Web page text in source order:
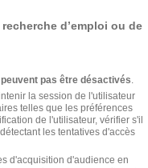
d’emploi ou de
pas être désactivés
la session de l'utilisateur
telles que les préférences
de l'utilisateur, vérifier s'il
les tentatives d'accès
d'acquisition d'audience en